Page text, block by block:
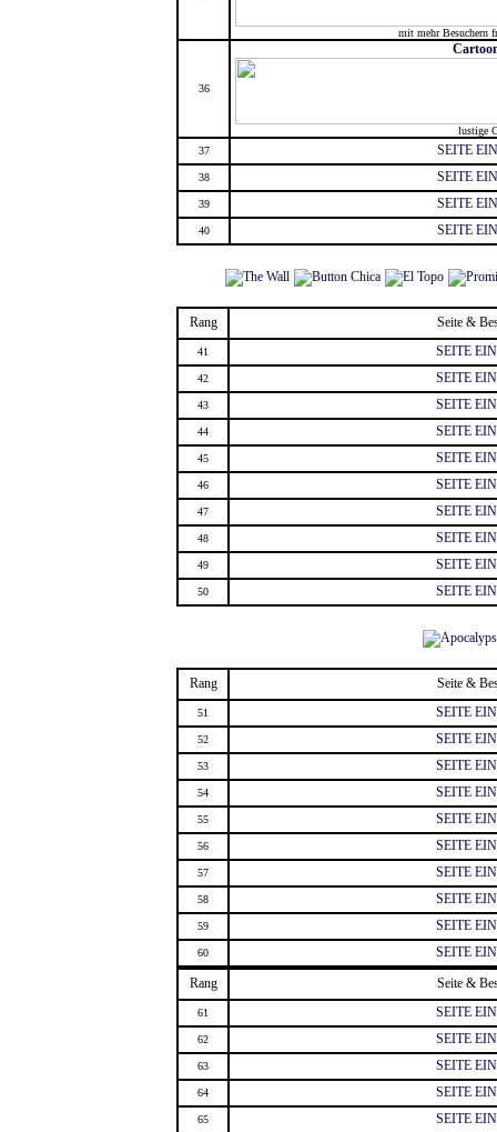
mit mehr Besuchern
36
lustige
37
SEITE
38 SEITE
39 SEITE
40 SEITE
Rang Seite &
41 SEITE
42 SEITE
43 SEITE
44 SEITE
45 SEITE
46 SEITE
47 SEITE
48 SEITE
49 SEITE
50 SEITE
Rang Seite &
51 SEITE
52 SEITE
53 SEITE
54 SEITE
55 SEITE
56 SEITE
57 SEITE
58 SEITE
59 SEITE
60
SEITE
Rang
Seite &
61 SEITE
62 SEITE
63 SEITE
64 SEITE
65 SEITE